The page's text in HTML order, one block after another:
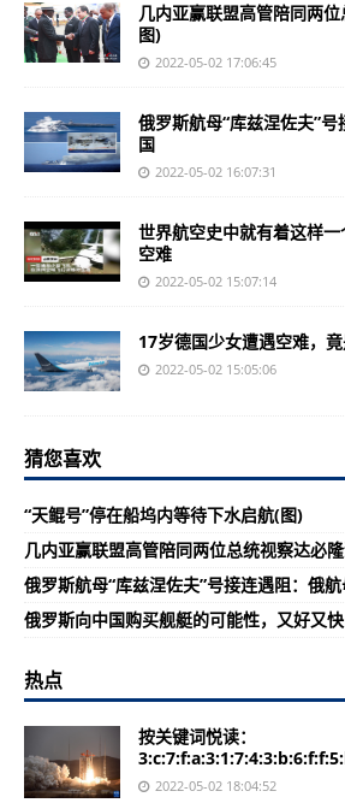
几内亚赢联盟高管陪同两
图)
2022-05-02 17:06:45
俄罗斯航母“库兹涅佐夫”
国
2022-05-02 16:07:31
世界航空史中就有着这样
空难
2022-05-02 15:07:14
17岁德国少女遭遇空难，
2022-05-02 15:05:06
猜您喜欢
“天鲲号”停在船坞内等待下水启航(图)
几内亚赢联盟高管陪同两位总统视察达必
俄罗斯航母“库兹涅佐夫”号接连遇阻：俄
俄罗斯向中国购买舰艇的可能性，又好又快
热点
按关键词悦读：
2022-05-02 18:04:52